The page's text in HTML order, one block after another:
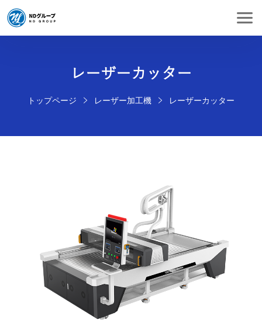
レーザーカッター
トップページ レーザー加工機 レーザーカッター